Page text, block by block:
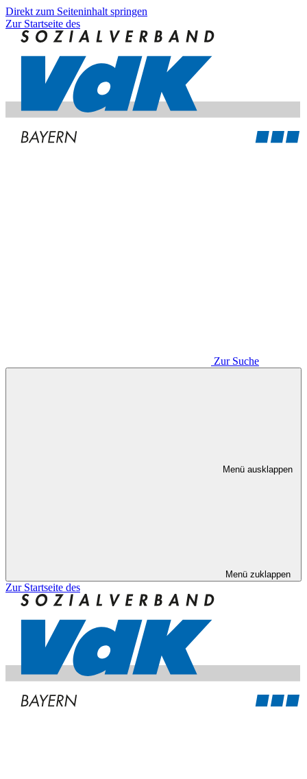
Direkt zum Seiteninhalt springen
Zur Startseite des
Zur Suche
Menü ausklappen
Menü zuklappen
Zur Startseite des